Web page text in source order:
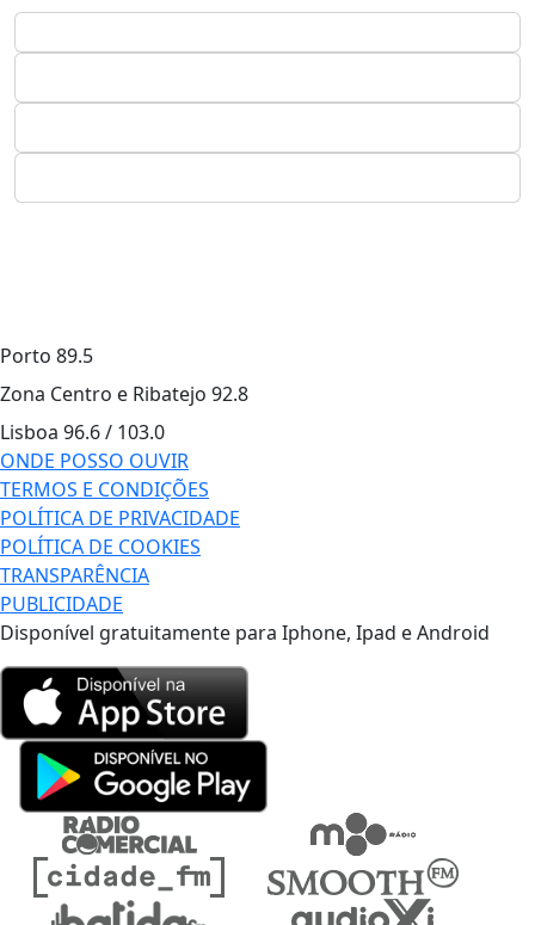
Porto 89.5
Zona Centro e Ribatejo 92.8
Lisboa 96.6 / 103.0
ONDE POSSO OUVIR
TERMOS E CONDIÇÕES
POLÍTICA DE PRIVACIDADE
POLÍTICA DE COOKIES
TRANSPARÊNCIA
PUBLICIDADE
Disponível gratuitamente para Iphone, Ipad e Android